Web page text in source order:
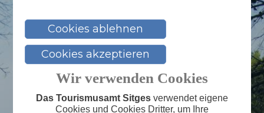
Cookies ablehnen
Cookies akzeptieren
Wir verwenden Cookies
Das Tourismusamt Sitgesverwendet eigene
Cookies und Cookies Dritter, um Ihre